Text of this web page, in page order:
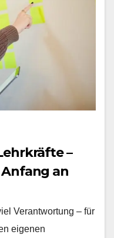
–
an
Verantwortung – für
eigenen